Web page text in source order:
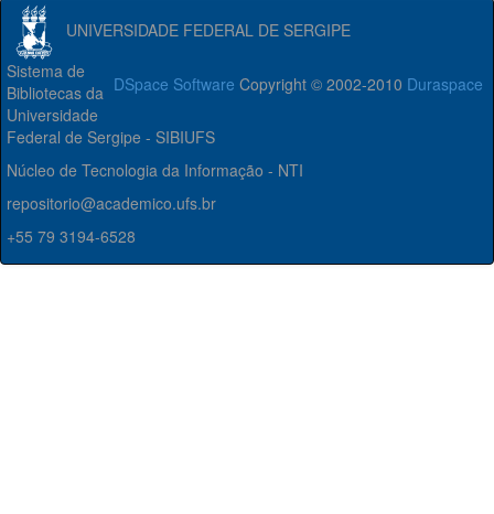
UNIVERSIDADE FEDERAL DE SERGIPE
DSpace Software Copyright © 2002-2010 Duraspace
Sistema de
Bibliotecas da
Universidade
Federal de Sergipe - SIBIUFS
Núcleo de Tecnologia da Informação - NTI
repositorio@academico.ufs.br
+55 79 3194-6528